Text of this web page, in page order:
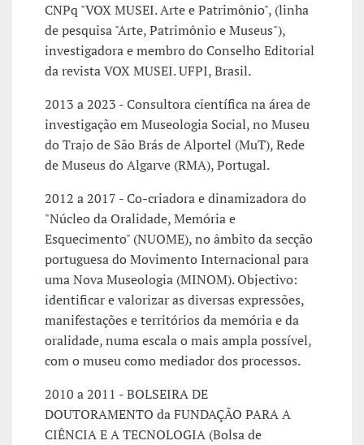
CNPq "VOX MUSEI. Arte e Patrimônio", (linha
de pesquisa "Arte, Patrimônio e Museus"),
investigadora e membro do Conselho Editorial
da revista VOX MUSEI. UFPI, Brasil.
2013 a 2023 - Consultora científica na área de
investigação em Museologia Social, no Museu
do Trajo de São Brás de Alportel (MuT), Rede
de Museus do Algarve (RMA), Portugal.
2012 a 2017 - Co-criadora e dinamizadora do
"Núcleo da Oralidade, Memória e
Esquecimento" (NUOME), no âmbito da secção
portuguesa do Movimento Internacional para
uma Nova Museologia (MINOM). Objectivo:
identificar e valorizar as diversas expressões,
manifestações e territórios da memória e da
oralidade, numa escala o mais ampla possível,
com o museu como mediador dos processos.
2010 a 2011 - BOLSEIRA DE
DOUTORAMENTO da FUNDAÇÃO PARA A
CIÊNCIA E A TECNOLOGIA (Bolsa de